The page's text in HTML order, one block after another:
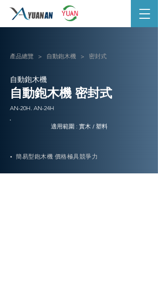
產品總覽 > 自動鉋木機 > 密封式
自動鉋木機
自動鉋木機 密封式
AN-20H. AN-24H
適用範圍 : 實木 / 塑料
​• 簡易型鉋木機 價格極具競爭力
AN-20H. AN-24H